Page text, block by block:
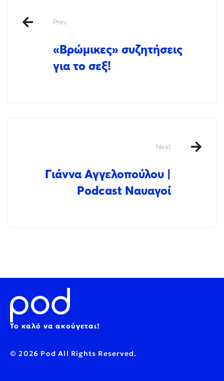
Prev
«Βρώμικες» συζητήσεις
για το σεξ!
Next
Γιάννα Αγγελοπούλου |
Podcast Ναυαγοί
Το καλό να ακούγεται!
© 2026 Pod All Rights Reserved.